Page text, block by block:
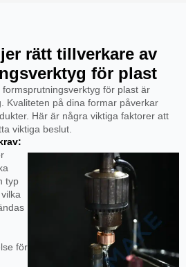
rätt tillverkare av
för plast
för plast är
Kvaliteten på dina formar påverkar
Här är några viktiga faktorer att
viktiga beslut.
typ
för